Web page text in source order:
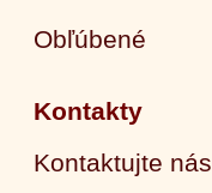
Obľúbené
Kontakty
Kontaktujte nás